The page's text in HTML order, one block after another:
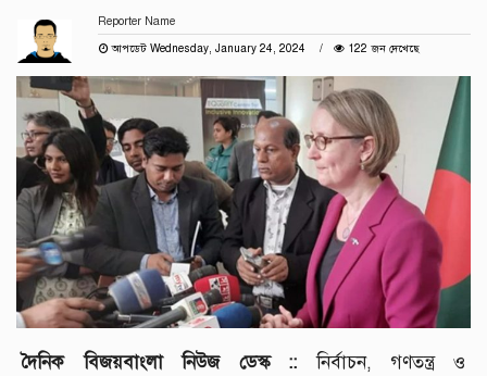
Reporter Name
আপডেট Wednesday, January 24, 2024
122 জন দেখেছে
দৈনিক বিজয়বাংলা নিউজ ডেস্ক ::নির্বাচন, গণতন্ত্র ও